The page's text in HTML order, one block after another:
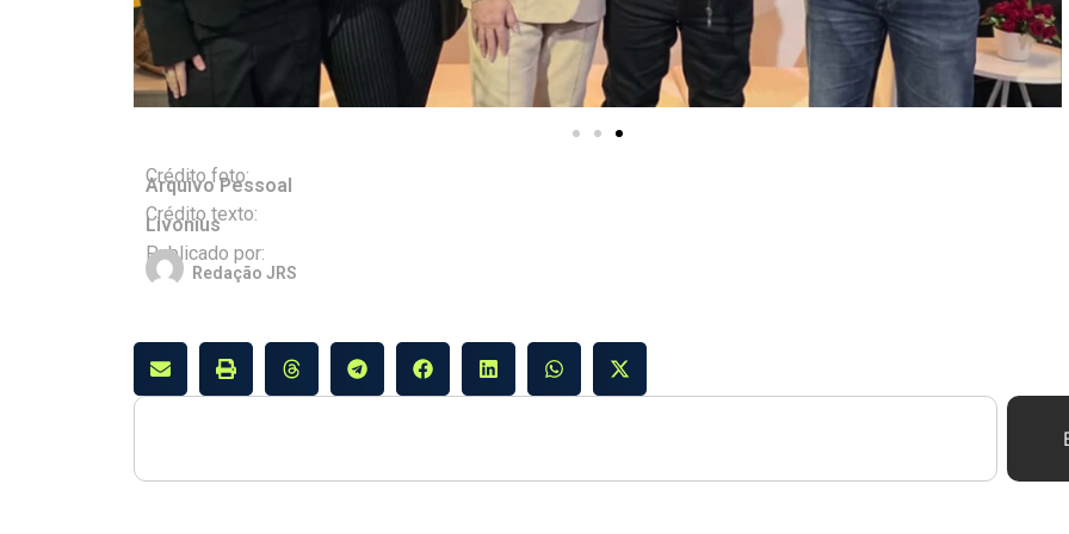
Crédito foto:
Arquivo Pessoal
Crédito texto:
Livonius
Publicado por:
Redação JRS